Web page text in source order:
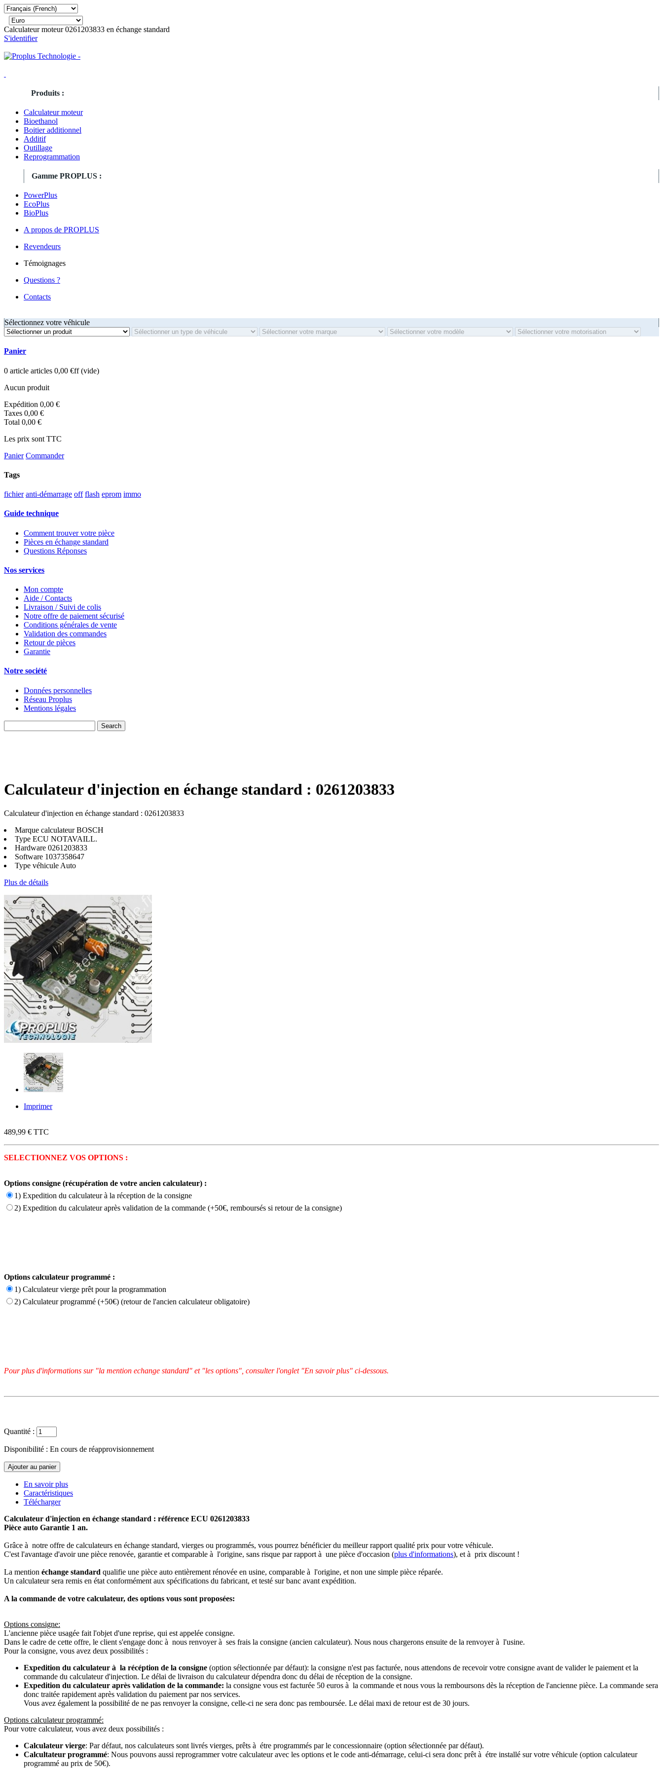
Calculateur moteur 0261203833 en échange standard
S'identifier
Produits :
Calculateur moteur
Bioethanol
Boitier additionnel
Additif
Outillage
Reprogrammation
Gamme PROPLUS :
PowerPlus
EcoPlus
BioPlus
A propos de PROPLUS
Revendeurs
Témoignages
Questions ?
Contacts
Sélectionnez votre véhicule
Panier
0 article articles 0,00 €ff (vide)
Aucun produit
Expédition 0,00 €
Taxes 0,00 €
Total 0,00 €
Les prix sont TTC
Panier Commander
Tags
fichier anti-démarrage off flash eprom immo
Guide technique
Comment trouver votre pièce
Pièces en échange standard
Questions Réponses
Nos services
Mon compte
Aide / Contacts
Livraison / Suivi de colis
Notre offre de paiement sécurisé
Conditions générales de vente
Validation des commandes
Retour de pièces
Garantie
Notre société
Données personnelles
Réseau Proplus
Mentions légales
Calculateur d'injection en échange standard : 0261203833
Calculateur d'injection en échange standard : 0261203833
Marque calculateurBOSCH
Type ECU NOTAVAILL.
Hardware 0261203833
Software 1037358647
Type véhicule Auto
Plus de détails
Imprimer
489,99 € TTC
SELECTIONNEZ VOS OPTIONS :
Options consigne (récupération de votre ancien calculateur) :
1) Expedition du calculateur à la réception de la consigne
2) Expedition du calculateur après validation de la commande (+50€, remboursés si retour de la consigne)
Options calculateur programmé :
1) Calculateur vierge prêt pour la programmation
2) Calculateur programmé (+50€) (retour de l'ancien calculateur obligatoire)
Pour plus d'informations sur "la mention echange standard" et "les options", consulter l'onglet "En savoir plus" ci-dessous.
Quantité :
Disponibilité : En cours de réapprovisionnement
En savoir plus
Caractéristiques
Télécharger
Calculateur d'injection en échange standard : référence ECU 0261203833
Pièce auto Garantie 1 an.
Grâce à notre offre de calculateurs en échange standard, vierges ou programmés, vous pourrez bénéficier du meilleur rapport qualité prix pour votre véhicule.
C'est l'avantage d'avoir une pièce renovée, garantie et comparable à l'origine, sans risque par rapport à une pièce d'occasion (plus d'informations), et à prix discount !
La mention échange standard qualifie une pièce auto entièrement rénovée en usine, comparable à l'origine, et non une simple pièce réparée.
Un calculateur sera remis en état conformément aux spécifications du fabricant, et testé sur banc avant expédition.
A la commande de votre calculateur, des options vous sont proposées:
Options consigne:
L'ancienne pièce usagée fait l'objet d'une reprise, qui est appelée consigne.
Dans le cadre de cette offre, le client s'engage donc à nous renvoyer à ses frais la consigne (ancien calculateur). Nous nous chargerons ensuite de la renvoyer à l'usine.
Pour la consigne, vous avez deux possibilités :
Expedition du calculateur à la récéption de la consigne (option sélectionnée par défaut): la consigne n'est pas facturée, nous attendons de recevoir votre consigne avant de valider le paiement et la
commande du calculateur d'injection. Le délai de livraison du calculateur dépendra donc du délai de réception de la consigne.
Expedition du calculateur après validation de la commande: la consigne vous est facturée 50 euros à la commande et nous vous la remboursons dès la réception de l'ancienne pièce. La commande sera
donc traitée rapidement après validation du paiement par nos services.
Vous avez également la possibilité de ne pas renvoyer la consigne, celle-ci ne sera donc pas remboursée. Le délai maxi de retour est de 30 jours.
Options calculateur programmé:
Pour votre calculateur, vous avez deux possibilités :
Calculateur vierge: Par défaut, nos calculateurs sont livrés vierges, prêts à étre programmés par le concessionnaire (option sélectionnée par défaut).
Calcultateur programmé: Nous pouvons aussi reprogrammer votre calculateur avec les options et le code anti-démarrage, celui-ci sera donc prêt à étre installé sur votre véhicule (option calculateur
programmé au prix de 50€).